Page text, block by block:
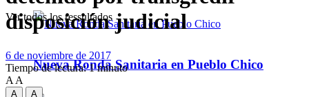
Nueva Ronda Sanitaria en Pueblo Chico
Ver todos los ressultados
disposición judicial
6 de noviembre de 2017
Tiempo de lectura: 1 minuto
A A
A
A